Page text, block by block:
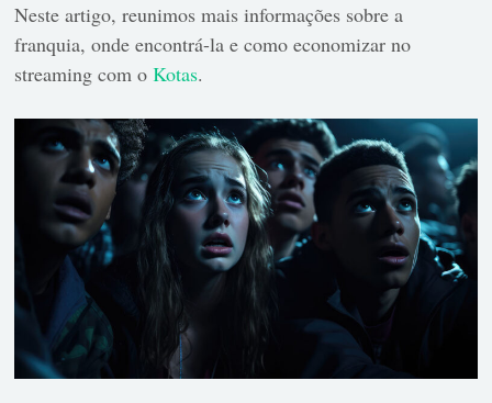
Neste artigo, reunimos mais informações sobre a
franquia, onde encontrá-la e como economizar no
streaming com oKotas.